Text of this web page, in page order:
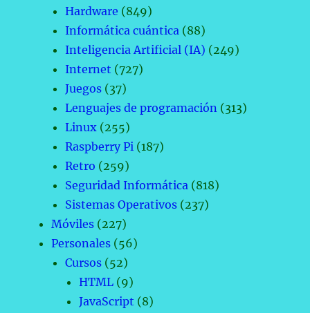
Hardware (849)
Informática cuántica (88)
Inteligencia Artificial (IA) (249)
Internet (727)
Juegos (37)
Lenguajes de programación (313)
Linux (255)
Raspberry Pi (187)
Retro (259)
Seguridad Informática (818)
Sistemas Operativos (237)
Móviles (227)
Personales (56)
Cursos (52)
HTML (9)
JavaScript (8)